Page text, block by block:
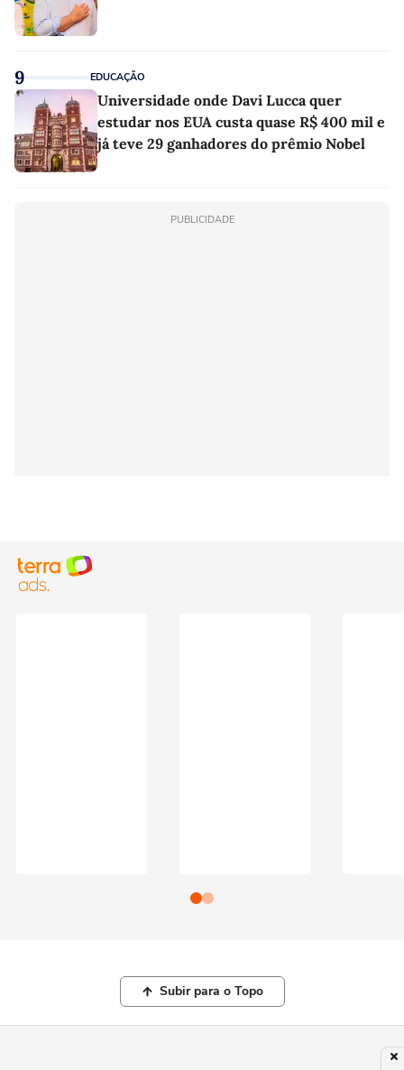
9 EDUCAÇÃO
Universidade onde Davi Lucca quer
estudar nos EUA custa quase R$ 400 mil e
já teve 29 ganhadores do prêmio Nobel
PUBLICIDADE
Subir para o Topo